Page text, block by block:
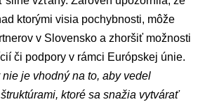
ktorými visia pochybnosti, môže
v Slovensko a zhoršiť možnosti
či podpory v rámci Európskej únie.
nie je vhodný na to, aby vedel
ktoré sa snažia vytvárať